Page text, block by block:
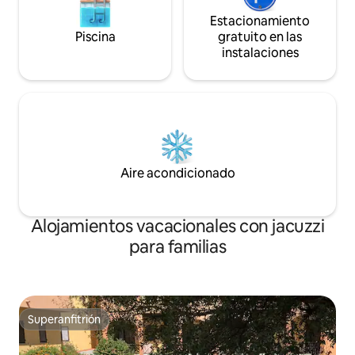
Piscina
Estacionamiento
gratuito en las
instalaciones
Aire acondicionado
Alojamientos vacacionales con jacuzzi
para familias
Superanfitrión
Superanfitrión